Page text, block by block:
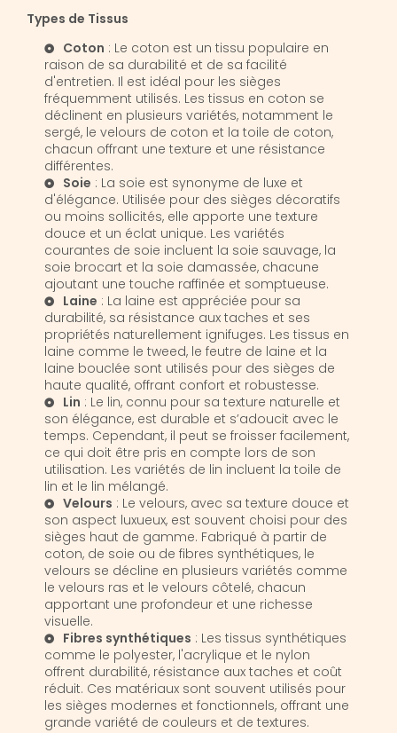
Types de Tissus
Coton : Le coton est un tissu populaire en
raison de sa durabilité et de sa facilité
d'entretien. Il est idéal pour les sièges
fréquemment utilisés. Les tissus en coton se
déclinent en plusieurs variétés, notamment le
sergé, le velours de coton et la toile de coton,
chacun offrant une texture et une résistance
différentes.
Soie : La soie est synonyme de luxe et
d'élégance. Utilisée pour des sièges décoratifs
ou moins sollicités, elle apporte une texture
douce et un éclat unique. Les variétés
courantes de soie incluent la soie sauvage, la
soie brocart et la soie damassée, chacune
ajoutant une touche raffinée et somptueuse.
Laine : La laine est appréciée pour sa
durabilité, sa résistance aux taches et ses
propriétés naturellement ignifuges. Les tissus en
laine comme le tweed, le feutre de laine et la
laine bouclée sont utilisés pour des sièges de
haute qualité, offrant confort et robustesse.
Lin : Le lin, connu pour sa texture naturelle et
son élégance, est durable et s’adoucit avec le
temps. Cependant, il peut se froisser facilement,
ce qui doit être pris en compte lors de son
utilisation. Les variétés de lin incluent la toile de
lin et le lin mélangé.
Velours : Le velours, avec sa texture douce et
son aspect luxueux, est souvent choisi pour des
sièges haut de gamme. Fabriqué à partir de
coton, de soie ou de fibres synthétiques, le
velours se décline en plusieurs variétés comme
le velours ras et le velours côtelé, chacun
apportant une profondeur et une richesse
visuelle.
Fibres synthétiques : Les tissus synthétiques
comme le polyester, l'acrylique et le nylon
offrent durabilité, résistance aux taches et coût
réduit. Ces matériaux sont souvent utilisés pour
les sièges modernes et fonctionnels, offrant une
grande variété de couleurs et de textures.